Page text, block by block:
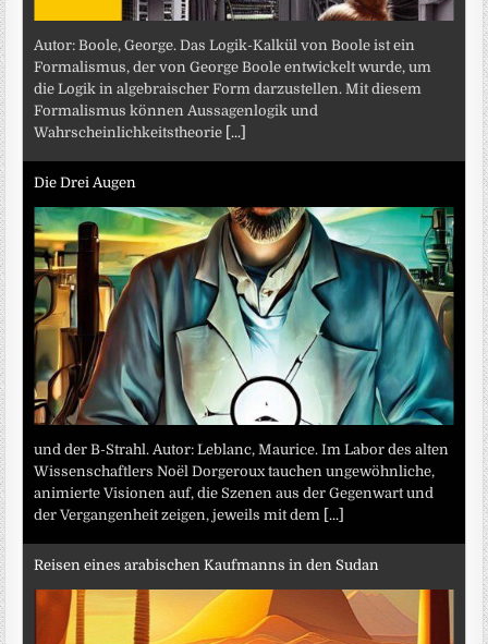
Autor: Boole, George. Das Logik-Kalkül von Boole ist ein
Formalismus, der von George Boole entwickelt wurde, um
die Logik in algebraischer Form darzustellen. Mit diesem
Formalismus können Aussagenlogik und
Wahrscheinlichkeitstheorie [...]
Die Drei Augen
und der B-Strahl. Autor: Leblanc, Maurice. Im Labor des alten
Wissenschaftlers Noël Dorgeroux tauchen ungewöhnliche,
animierte Visionen auf, die Szenen aus der Gegenwart und
der Vergangenheit zeigen, jeweils mit dem [...]
Reisen eines arabischen Kaufmanns in den Sudan